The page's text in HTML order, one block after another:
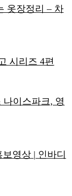
옷장정리 – 차
시리즈 4편
이스파크, 영
영상 | 인바디